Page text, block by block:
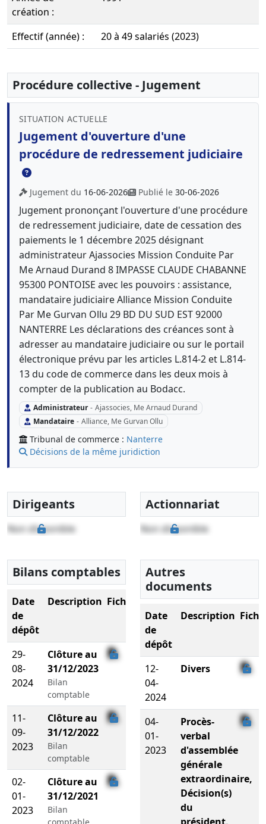
création :
Effectif (année) : 20 à 49 salariés (2023)
Procédure collective - Jugement
SITUATION ACTUELLE
Jugement d'ouverture d'une
procédure de redressement judiciaire
Jugement du 16-06-2026 Publié le 30-06-2026
Jugement prononçant l'ouverture d'une procédure
de redressement judiciaire, date de cessation des
paiements le 1 décembre 2025 désignant
administrateur Ajassocies Mission Conduite Par
Me Arnaud Durand 8 IMPASSE CLAUDE CHABANNE
95300 PONTOISE avec les pouvoirs : assistance,
mandataire judiciaire Alliance Mission Conduite
Par Me Gurvan Ollu 29 BD DU SUD EST 92000
NANTERRE Les déclarations des créances sont à
adresser au mandataire judiciaire ou sur le portail
électronique prévu par les articles L.814-2 et L.814-
13 du code de commerce dans les deux mois à
compter de la publication au Bodacc.
Administrateur - Ajassocies, Me Arnaud Durand
Mandataire - Alliance, Me Gurvan Ollu
Tribunal de commerce : Nanterre
Décisions de la même juridiction
Dirigeants
Non disponible
Actionnariat
Non disponible
Bilans comptables
Date
de
dépôt
Description Fichier
29-
08-
2024
Clôture au
31/12/2023
Bilan
comptable
11-
09-
2023
Clôture au
31/12/2022
Bilan
comptable
02-
01-
2023
Clôture au
31/12/2021
Bilan
Autres
documents
Date
de
dépôt
Description
12-
04-
2024
Divers
04-
01-
2023
Procès-
verbal
d'assemblée
générale
extraordinaire,
Décision(s)
du